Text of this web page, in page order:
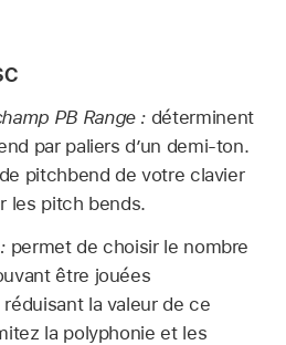
PB Range : déterminent
par paliers d’un demi-ton.
pitchbend de votre clavier
les pitch bends.
permet de choisir le nombre
être jouées
la valeur de ce
la polyphonie et les